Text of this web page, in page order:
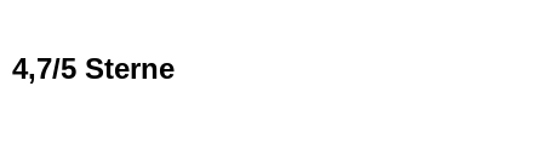
4,7/5 Sterne